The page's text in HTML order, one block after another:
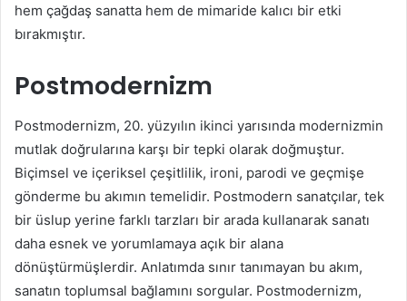
hem çağdaş sanatta hem de mimaride kalıcı bir etki
bırakmıştır.
Postmodernizm
Postmodernizm, 20. yüzyılın ikinci yarısında modernizmin
mutlak doğrularına karşı bir tepki olarak doğmuştur.
Biçimsel ve içeriksel çeşitlilik, ironi, parodi ve geçmişe
gönderme bu akımın temelidir. Postmodern sanatçılar, tek
bir üslup yerine farklı tarzları bir arada kullanarak sanatı
daha esnek ve yorumlamaya açık bir alana
dönüştürmüşlerdir. Anlatımda sınır tanımayan bu akım,
sanatın toplumsal bağlamını sorgular. Postmodernizm,